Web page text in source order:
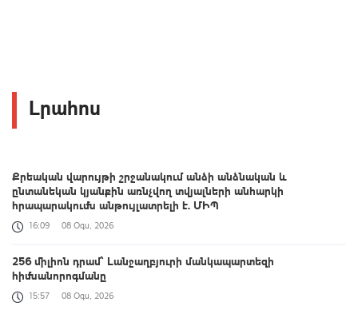
Լրահոս
Քրեական վարույթի շրջանակում անձի անձնական և
ընտանեկան կյանքին առնչվող տվյալների անհարկի
հրապարակումն անթույլատրելի է. ՄԻՊ
16:09 08 Օգս, 2026
256 միլիոն դրամ՝ Լանջաղբյուրի մանկապարտեզի
հիմնանորոգմանը
15:57 08 Օգս, 2026